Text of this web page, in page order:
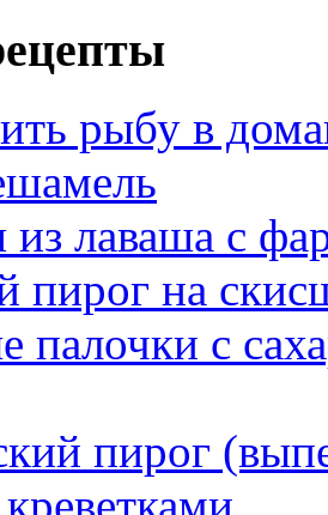
рыбу в
из лаваша с
пирог на
палочки с
пирог